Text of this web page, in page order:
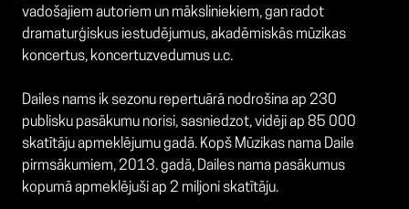
vadošajiem autoriem un māksliniekiem, gan radot
dramaturģiskus iestudējumus, akadēmiskās mūzikas
koncertus, koncertuzvedumus u.c.
Dailes nams ik sezonu repertuārā nodrošina ap 230
publisku pasākumu norisi, sasniedzot, vidēji ap 85 000
skatītāju apmeklējumu gadā. Kopš Mūzikas nama Daile
pirmsākumiem, 2013. gadā, Dailes nama pasākumus
kopumā apmeklējuši ap 2 miljoni skatītāju.